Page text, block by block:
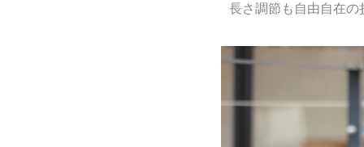
長さ調節も自由自在